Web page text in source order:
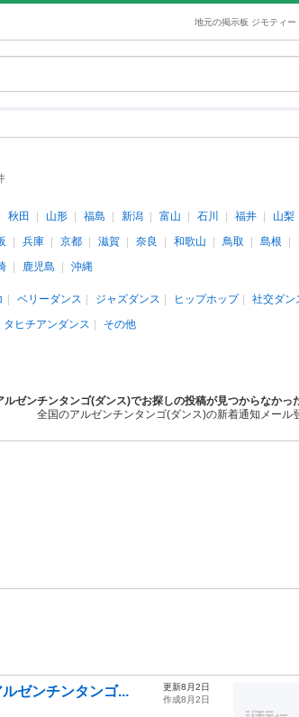
地元の掲示板 ジモティー
秋田 山形 福島 新潟 富山 石川 福井 山梨
兵庫 京都 滋賀 奈良 和歌山 鳥取 島根
鹿児島 沖縄
ベリーダンス ジャズダンス ヒップホップ 社交ダン
タヒチアンダンス その他
ルゼンチンタンゴ(ダンス)でお探しの投稿が見つからなかっ
全国のアルゼンチンタンゴ(ダンス)の新着通知メール
ゼンチンタンゴ...
更新8月2日
作成8月2日